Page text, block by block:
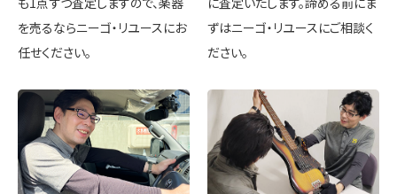
を売るならニーゴ・リユースにお
任せください。
ずはニーゴ・リユースにご相談く
ださい。